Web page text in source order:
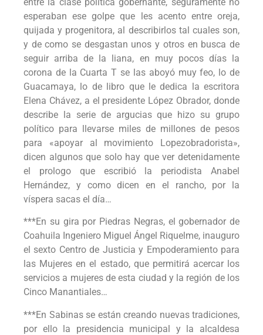
esperaban ese golpe que les acento entre oreja,
quijada y progenitora, al describirlos tal cuales son,
y de como se desgastan unos y otros en busca de
seguir arriba de la liana, en muy pocos días la
corona de la Cuarta T se las aboyó muy feo, lo de
Guacamaya, lo de libro que le dedica la escritora
Elena Chávez, a el presidente López Obrador, donde
describe la serie de argucias que hizo su grupo
político para llevarse miles de millones de pesos
para «apoyar al movimiento Lopezobradorista»,
dicen algunos que solo hay que ver detenidamente
el prologo que escribió la periodista Anabel
Hernández, y como dicen en el rancho, por la
víspera sacas el día…
***En su gira por Piedras Negras, el gobernador de
Coahuila Ingeniero Miguel Ángel Riquelme, inauguro
el sexto Centro de Justicia y Empoderamiento para
las Mujeres en el estado, que permitirá acercar los
servicios a mujeres de esta ciudad y la región de los
Cinco Manantiales…
***En Sabinas se están creando nuevas tradiciones,
por ello la presidencia municipal y la alcaldesa